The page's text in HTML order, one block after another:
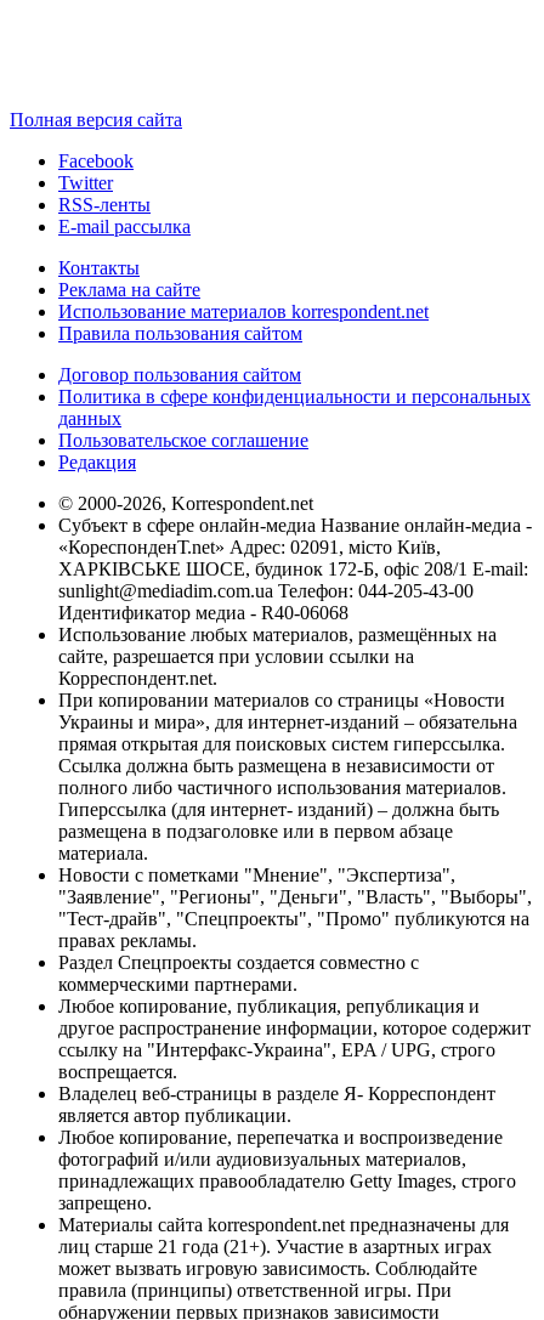
Полная версия сайта
Facebook
Twitter
RSS-ленты
E-mail рассылка
Контакты
Реклама на сайте
Использование материалов korrespondent.net
Правила пользования сайтом
Договор пользования сайтом
Политика в сфере конфиденциальности и персональных
данных
Пользовательское соглашение
Редакция
© 2000-2026, Korrespondent.net
Субъект в сфере онлайн-медиа Название онлайн-медиа -
«КореспонденТ.net» Адрес: 02091, місто Київ,
ХАРКІВСЬКЕ ШОСЕ, будинок 172-Б, офіс 208/1 E-mail:
sunlight@mediadim.com.ua Телефон: 044-205-43-00
Идентификатор медиа - R40-06068
Использование любых материалов, размещённых на
сайте, разрешается при условии ссылки на
Корреспондент.net.
При копировании материалов со страницы «Новости
Украины и мира», для интернет-изданий – обязательна
прямая открытая для поисковых систем гиперссылка.
Ссылка должна быть размещена в независимости от
полного либо частичного использования материалов.
Гиперссылка (для интернет- изданий) – должна быть
размещена в подзаголовке или в первом абзаце
материала.
Новости с пометками "Мнение", "Экспертиза",
"Заявление", "Регионы", "Деньги", "Власть", "Выборы",
"Тест-драйв", "Спецпроекты", "Промо" публикуются на
правах рекламы.
Раздел Спецпроекты создается совместно с
коммерческими партнерами.
Любое копирование, публикация, републикация и
другое распространение информации, которое содержит
ссылку на "Интерфакс-Украина", EPA / UPG, строго
воспрещается.
Владелец веб-страницы в разделе Я- Корреспондент
является автор публикации.
Любое копирование, перепечатка и воспроизведение
фотографий и/или аудиовизуальных материалов,
принадлежащих правообладателю Getty Images, строго
запрещено.
Материалы сайта korrespondent.net предназначены для
лиц старше 21 года (21+). Участие в азартных играх
может вызвать игровую зависимость. Соблюдайте
правила (принципы) ответственной игры. При
обнаружении первых признаков зависимости